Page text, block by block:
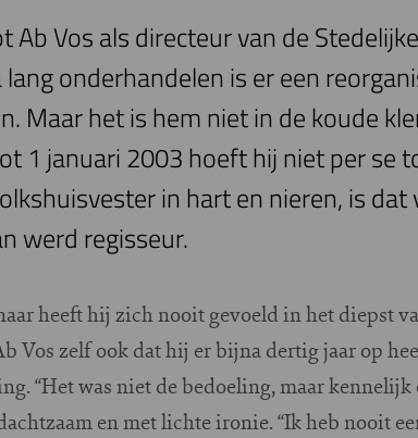
Ab Vos als directeur van de
onderhandelen is er een
Maar het is hem niet in de koude
1 januari 2003 hoeft hij niet per se
in hart en nieren, is
werd regisseur.
heeft hij zich nooit gevoeld in het diepst
Vos zelf ook dat hij er bijna dertig jaar op
“Het was niet de bedoeling, maar
en met lichte ironie. “Ik heb nooit